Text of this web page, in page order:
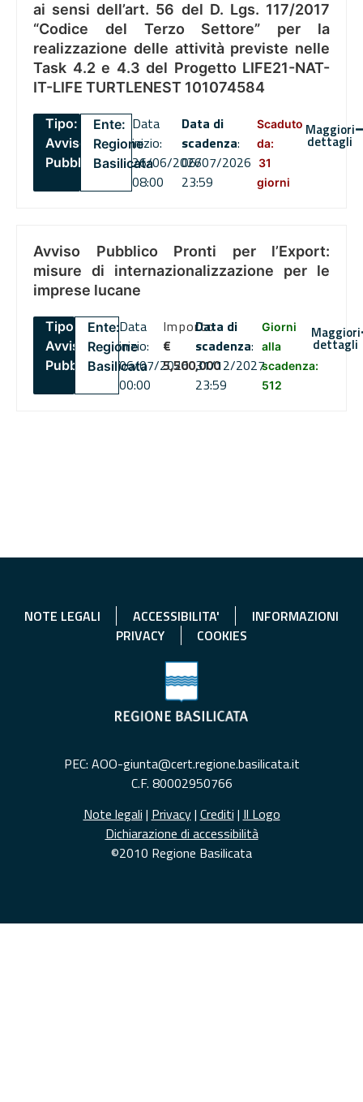
ai sensi dell’art. 56 del D. Lgs. 117/2017
“Codice del Terzo Settore” per la
realizzazione delle attività previste nelle
Task 4.2 e 4.3 del Progetto LIFE21-NAT-
IT-LIFE TURTLENEST 101074584
Tipo:
Avviso
Pubblico
Ente:
Regione
Basilicata
Data
inizio:
26/06/2026
08:00
Data di
scadenza:
06/07/2026
23:59
Scaduto
da:
31
giorni
Maggiori
dettagli
Avviso Pubblico Pronti per l’Export:
misure di internazionalizzazione per le
imprese lucane
Tipo:
Avviso
Pubblico
Ente:
Regione
Basilicata
Data
inizio:
06/07/2026
00:00
Importo
€
5,500,000
Data di
scadenza:
31/12/2027
23:59
Giorni
alla
scadenza:
512
Maggiori
dettagli
NOTE LEGALI ACCESSIBILITA'
INFORMAZIONI
PRIVACY
COOKIES
PEC: AOO-giunta@cert.regione.basilicata.it
C.F. 80002950766
Note legali | Privacy| Crediti | Il Logo
Dichiarazione di accessibilità
©2010 Regione Basilicata